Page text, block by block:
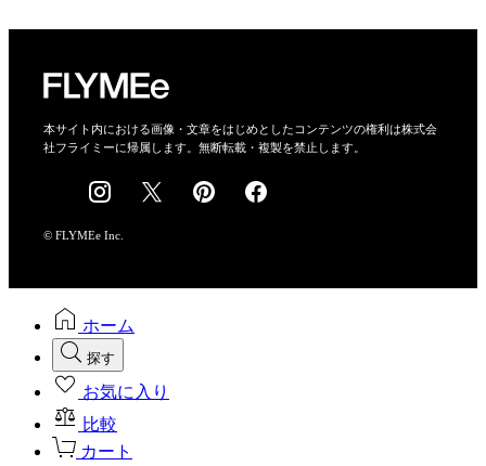
会社概要
採用情報
本サイト内における画像・文章をはじめとしたコンテンツの権利は株式会
社フライミーに帰属します。無断転載・複製を禁止します。
© FLYMEe Inc.
ホーム
探す
お気に入り
比較
カート